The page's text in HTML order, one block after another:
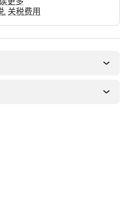
关税费用